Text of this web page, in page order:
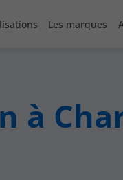
Les marques
à